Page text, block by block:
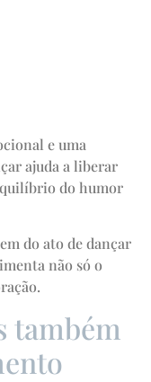
e uma
ajuda a liberar
do humor
do ato de dançar
não só o
também